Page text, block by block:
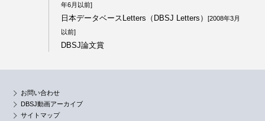
年6月以前]
日本データベースLetters（DBSJ Letters）
[2008年3月
以前]
DBSJ論文賞
お問い合わせ
DBSJ動画アーカイブ
サイトマップ